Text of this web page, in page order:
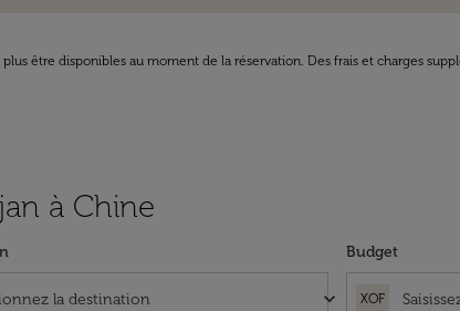
être disponibles au moment de la réservation. Des frais et charges
à Chine
keyboard_arrow_down
Budget
XOF